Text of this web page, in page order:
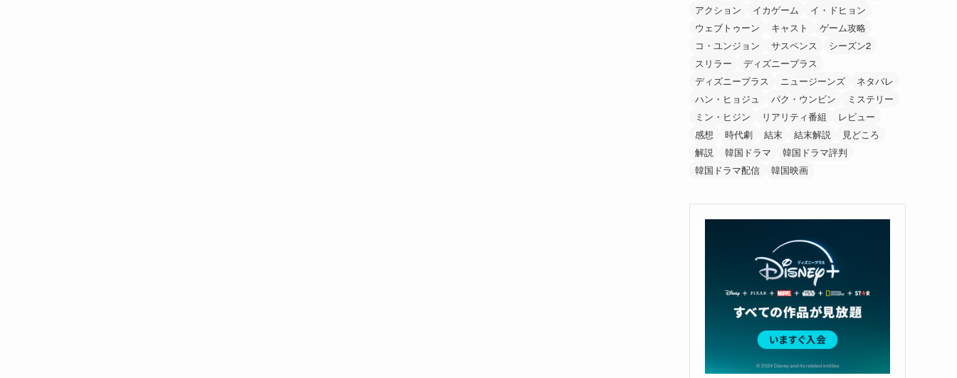
アクション
イカゲーム
イ・ドヒョン
ウェブトゥーン
キャスト
ゲーム攻略
コ・ユンジョン
サスペンス
シーズン2
スリラー
ディズニープラス
ディズニープラス
ニュージーンズ
ネタバレ
ハン・ヒョジュ
パク・ウンビン
ミステリー
ミン・ヒジン
リアリティ番組
レビュー
感想
時代劇 結末 結末解説
見どころ
解説
韓国ドラマ
韓国ドラマ評判
韓国ドラマ配信
韓国映画